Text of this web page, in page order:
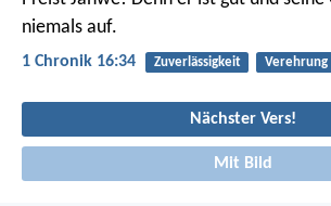
niemals auf.
1 Chronik 16:34 Zuverlässigkeit Verehrung
Nächster Vers!
Mit Bild